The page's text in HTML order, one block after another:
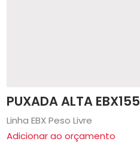
PUXADA ALTA EBX155
Linha EBX Peso Livre
Adicionar ao orçamento